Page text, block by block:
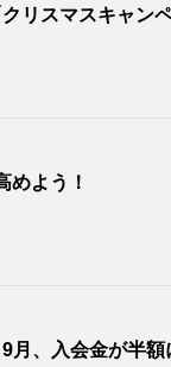
リスマスキャンペ
めよう！
月、入会金が半額